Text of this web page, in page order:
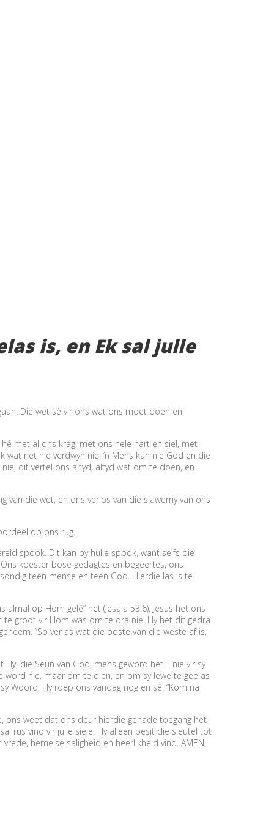
is, en Ek sal julle
Die wet sê vir ons wat ons moet doen en
met al ons krag, met ons hele hart en siel, met
net nie verdwyn nie. ‘n Mens kan nie God en die
dit vertel ons altyd, altyd wat om te doen, en
van die wet, en ons verlos van die slawerny van ons
op ons rug.
spook. Dit kan by hulle spook, want selfs die
koester bose gedagtes en begeertes, ons
teen mense en teen God. Hierdie las is te
op Hom gelê” het (Jesaja 53:6). Jesus het ons
te groot vir Hom was om te dra nie. Hy het dit gedra
“So ver as wat die ooste van die weste af is,
die Seun van God, mens geword het – nie vir sy
nie, maar om te dien, en om sy lewe te gee as
Woord. Hy roep ons vandag nog en sê: “Kom na
ons weet dat ons deur hierdie genade toegang het
rus vind vir julle siele. Hy alleen besit die sleutel tot
hemelse saligheid en heerlikheid vind. AMEN.